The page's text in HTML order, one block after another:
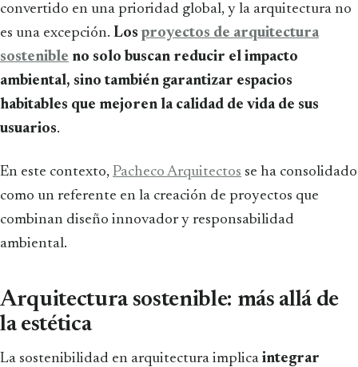
convertido en una prioridad global, y la arquitectura no
es una excepción. Los proyectos de arquitectura
sostenible no solo buscan reducir el impacto
ambiental, sino también garantizar espacios
habitables que mejoren la calidad de vida de sus
usuarios.
En este contexto, Pacheco Arquitectos se ha consolidado
como un referente en la creación de proyectos que
combinan diseño innovador y responsabilidad
ambiental.
Arquitectura sostenible: más allá de
la estética
La sostenibilidad en arquitectura implica integrar